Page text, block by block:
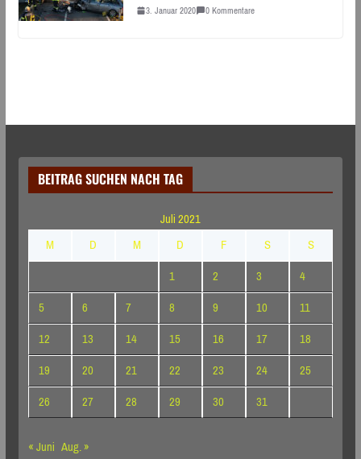
3. Januar 2020 0 Kommentare
BEITRAG SUCHEN NACH TAG
Juli 2021
M
D M D F S
S
1
2 3
4
5
6 7 8 9 10
11
12
13 14 15 16 17
18
19
20 21 22 23 24
25
26
27 28 29 30
31
« Juni Aug. »